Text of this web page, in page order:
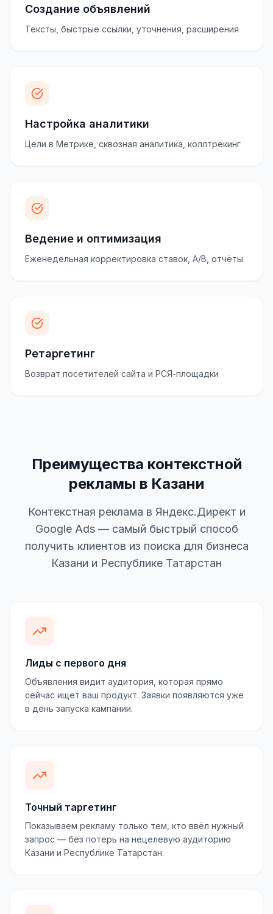
Создание объявлений
Тексты, быстрые ссылки, уточнения, расширения
Настройка аналитики
Цели в Метрике, сквозная аналитика, коллтрекинг
Ведение и оптимизация
Еженедельная корректировка ставок, A/B, отчёты
Ретаргетинг
Возврат посетителей сайта и РСЯ-площадки
Преимущества контекстной
рекламы в Казани
Контекстная реклама в Яндекс.Директ и
Google Ads — самый быстрый способ
получить клиентов из поиска для бизнеса
Казани и Республике Татарстан
Лиды с первого дня
Объявления видит аудитория, которая прямо
сейчас ищет ваш продукт. Заявки появляются уже
в день запуска кампании.
Точный таргетинг
Показываем рекламу только тем, кто ввёл нужный
запрос — без потерь на нецелевую аудиторию
Казани и Республике Татарстан.